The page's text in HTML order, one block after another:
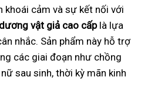
khoái cảm và sự kết nối với
dương vật giả cao cấplà lựa
nhắc. Sản phẩm này hỗ trợ
các giai đoạn như chồng
sau sinh, thời kỳ mãn kinh